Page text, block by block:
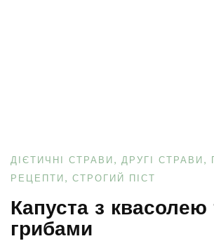
ДІЄТИЧНІ СТРАВИ ДРУГІ СТРАВИ
РЕЦЕПТИ
СТРОГИЙ ПІСТ
Капуста з квасолею
грибами